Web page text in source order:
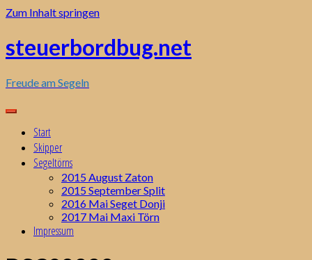
Zum Inhalt springen
steuerbordbug.net
Freude am Segeln
Start
Skipper
Segeltörns
2015 August Zaton
2015 September Split
2016 Mai Seget Donji
2017 Mai Maxi Törn
Impressum